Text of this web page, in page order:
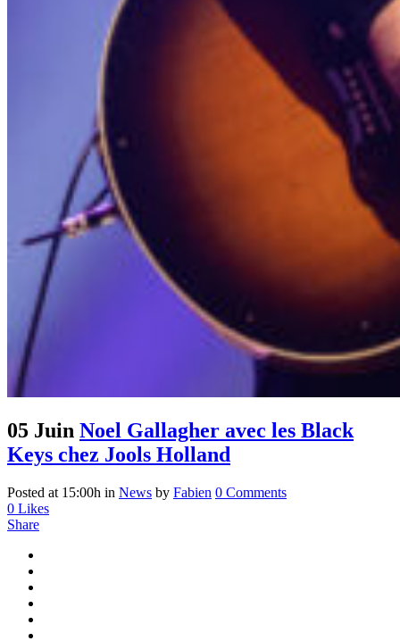
05 Juin Noel Gallagher avec les Black
Keys chez Jools Holland
Posted at 15:00h in News by Fabien 0 Comments
0 Likes
Share